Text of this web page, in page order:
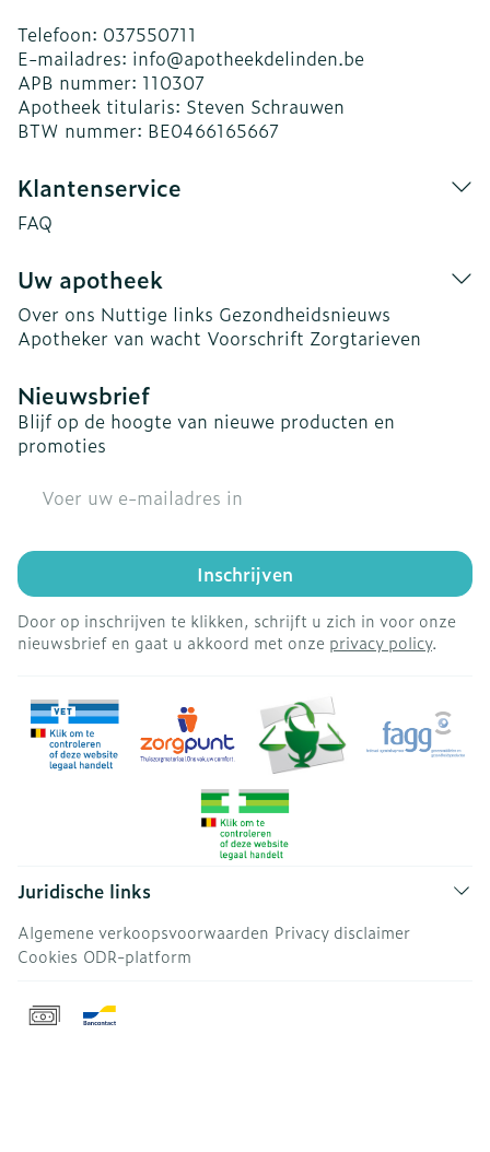
Telefoon: 037550711
E-mailadres: info@apotheekdelinden.be
APB nummer: 110307
Apotheek titularis: Steven Schrauwen
BTW nummer: BE0466165667
Klantenservice
FAQ
Uw apotheek
Over ons Nuttige links Gezondheidsnieuws
Apotheker van wacht Voorschrift Zorgtarieven
Nieuwsbrief
Blijf op de hoogte van nieuwe producten en
promoties
Inschrijven
Door op inschrijven te klikken, schrijft u zich in voor onze
nieuwsbrief en gaat u akkoord met onze privacy policy.
Juridische links
Algemene verkoopsvoorwaarden Privacy disclaimer
Cookies ODR-platform